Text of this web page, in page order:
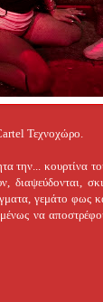
Τεχνοχώρο.
την... κουρτίνα
γεμάτο φως
να